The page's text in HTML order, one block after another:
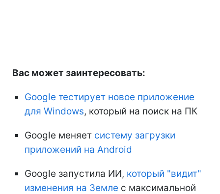
Вас может заинтересовать:
Google тестирует новое приложение
для Windows, который на поиск на ПК
Google меняет систему загрузки
приложений на Android
Google запустила ИИ, который "видит"
изменения на Земле с максимальной